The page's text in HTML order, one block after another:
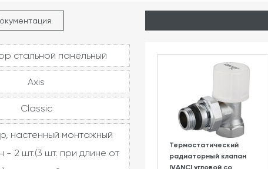
стальной панельный
Axis
Classic
настенный монтажный
- 2 шт.(3 шт. при длине от
Термостатический
радиаторный клапан